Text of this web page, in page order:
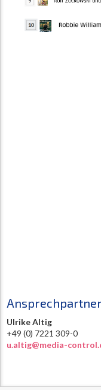
Ansprechpartner
Ulrike Altig
+49 (0) 7221 309-0
u.altig@media-